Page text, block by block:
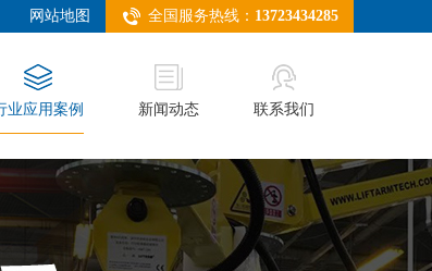
网站地图 全国服务热线： 13723434285
业应用案例 新闻动态 联系我们